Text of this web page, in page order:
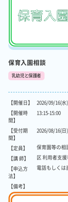
保育入園相談
乳幼児と保護者
【開催日】
2026/09/16(水)
【開催時
間】
13:15-15:00
【受付期
間】
2026/08/16(
【定員】
保育園等の相
【講 師】
区 利用者支
【申込方
法】
電話もしくは
【備考】